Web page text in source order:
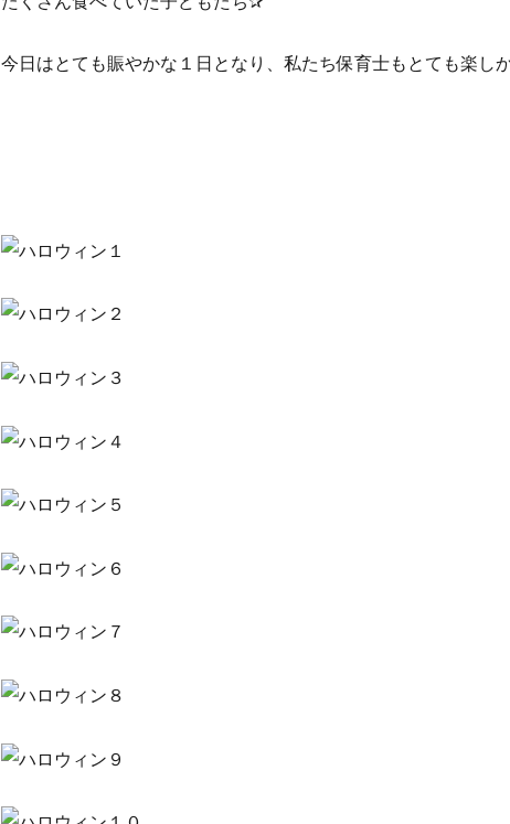
今日はとても賑やかな１日となり、私たち保育士もとても楽し